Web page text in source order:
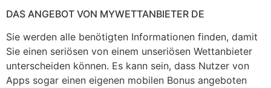
DAS ANGEBOT VON MYWETTANBIETER DE
Sie werden alle benötigten Informationen finden, damit
Sie einen seriösen von einem unseriösen Wettanbieter
unterscheiden können. Es kann sein, dass Nutzer von
Apps sogar einen eigenen mobilen Bonus angeboten